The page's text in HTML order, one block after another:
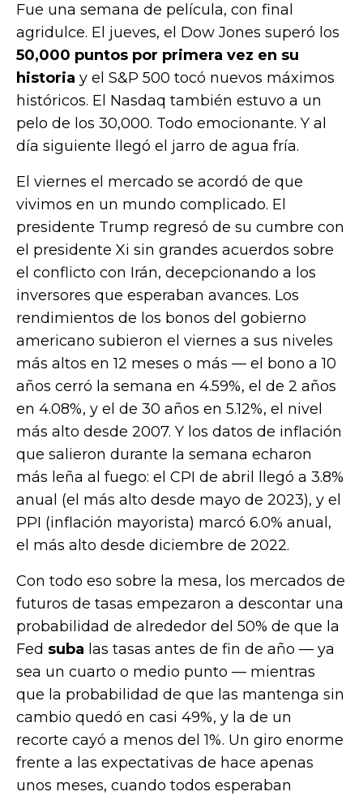
Fue una semana de película, con final
agridulce. El jueves, el Dow Jones superó los
50,000 puntos por primera vez en su
historia y el S&P 500 tocó nuevos máximos
históricos. El Nasdaq también estuvo a un
pelo de los 30,000. Todo emocionante. Y al
día siguiente llegó el jarro de agua fría.
El viernes el mercado se acordó de que
vivimos en un mundo complicado. El
presidente Trump regresó de su cumbre con
el presidente Xi sin grandes acuerdos sobre
el conflicto con Irán, decepcionando a los
inversores que esperaban avances. Los
rendimientos de los bonos del gobierno
americano subieron el viernes a sus niveles
más altos en 12 meses o más — el bono a 10
años cerró la semana en 4.59%, el de 2 años
en 4.08%, y el de 30 años en 5.12%, el nivel
más alto desde 2007. Y los datos de inflación
que salieron durante la semana echaron
más leña al fuego: el CPI de abril llegó a 3.8%
anual (el más alto desde mayo de 2023), y el
PPI (inflación mayorista) marcó 6.0% anual,
el más alto desde diciembre de 2022.
Con todo eso sobre la mesa, los mercados de
futuros de tasas empezaron a descontar una
probabilidad de alrededor del 50% de que la
Fed suba las tasas antes de fin de año — ya
sea un cuarto o medio punto — mientras
que la probabilidad de que las mantenga sin
cambio quedó en casi 49%, y la de un
recorte cayó a menos del 1%. Un giro enorme
frente a las expectativas de hace apenas
unos meses, cuando todos esperaban